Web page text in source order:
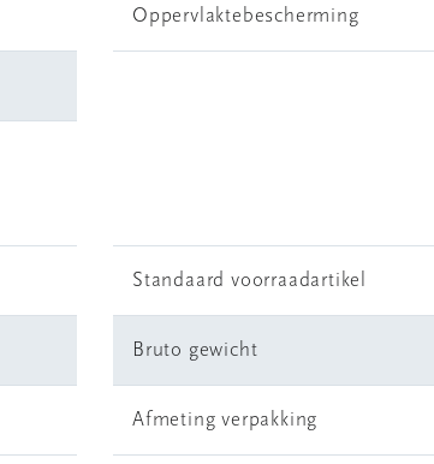
Oppervlaktebescherming
Standaard voorraadartikel
Bruto gewicht
Afmeting verpakking